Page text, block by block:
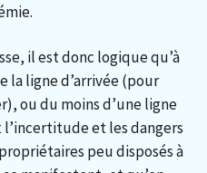
il est donc logique qu’à
la ligne d’arrivée (pour
ou du moins d’une ligne
l’incertitude et les dangers
peu disposés à